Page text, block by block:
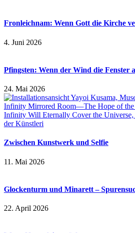
Fronleichnam: Wenn Gott die Kirche
4. Juni 2026
Pfingsten: Wenn der Wind die Fenster
24. Mai 2026
Zwischen Kunstwerk und Selfie
11. Mai 2026
Glockenturm und Minarett –
22. April 2026